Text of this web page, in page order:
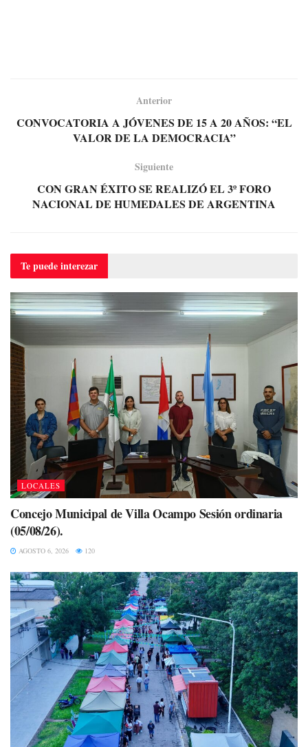
Anterior
CONVOCATORIA A JÓVENES DE 15 A 20 AÑOS: “EL
VALOR DE LA DEMOCRACIA”
Siguiente
CON GRAN ÉXITO SE REALIZÓ EL 3º FORO
NACIONAL DE HUMEDALES DE ARGENTINA
Te puedeinterezar
LOCALES
Concejo Municipal de Villa Ocampo Sesión ordinaria
(05/08/26).
AGOSTO 6, 2026 120